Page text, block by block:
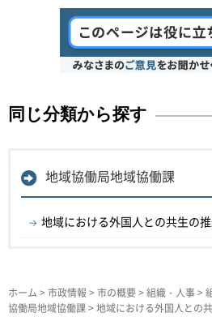
同じ分類から探す
地域協働局地域協働課
地域における外国人との共生の
ホーム > 市政情報 > 市の概要> 組織・人事>
協働局地域協働課> 地域における外国人との